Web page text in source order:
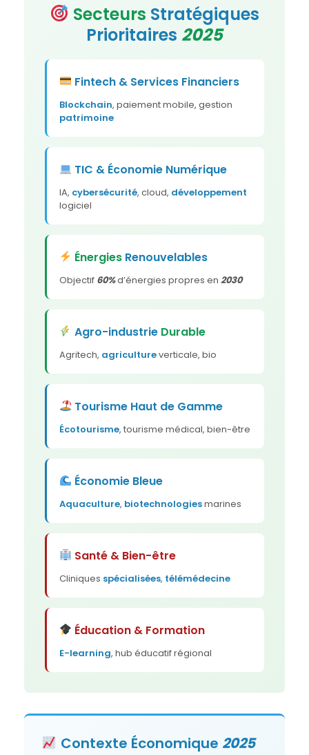
Secteurs Stratégiques
Prioritaires 2025
Fintech & Services Financiers
Blockchain, paiement mobile, gestion
patrimoine
TIC & Économie Numérique
IA, cybersécurité, cloud, développement
logiciel
Énergies Renouvelables
Objectif 60%d’énergies propres en 2030
Agro-industrie Durable
Agritech, agricultureverticale, bio
Tourisme Haut de Gamme
Écotourisme, tourisme médical, bien-être
Économie Bleue
Aquaculture, biotechnologiesmarines
Santé & Bien-être
Cliniques spécialisées, télémédecine
Éducation & Formation
E-learning, hub éducatif régional
Contexte Économique 2025